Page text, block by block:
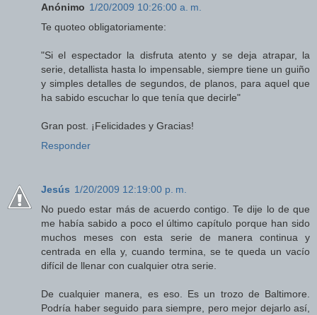
Anónimo 1/20/2009 10:26:00 a. m.
Te quoteo obligatoriamente:
"Si el espectador la disfruta atento y se deja atrapar, la
serie, detallista hasta lo impensable, siempre tiene un guiño
y simples detalles de segundos, de planos, para aquel que
ha sabido escuchar lo que tenía que decirle"
Gran post. ¡Felicidades y Gracias!
Responder
Jesús 1/20/2009 12:19:00 p. m.
No puedo estar más de acuerdo contigo. Te dije lo de que
me había sabido a poco el último capítulo porque han sido
muchos meses con esta serie de manera continua y
centrada en ella y, cuando termina, se te queda un vacío
difícil de llenar con cualquier otra serie.
De cualquier manera, es eso. Es un trozo de Baltimore.
Podría haber seguido para siempre, pero mejor dejarlo así,